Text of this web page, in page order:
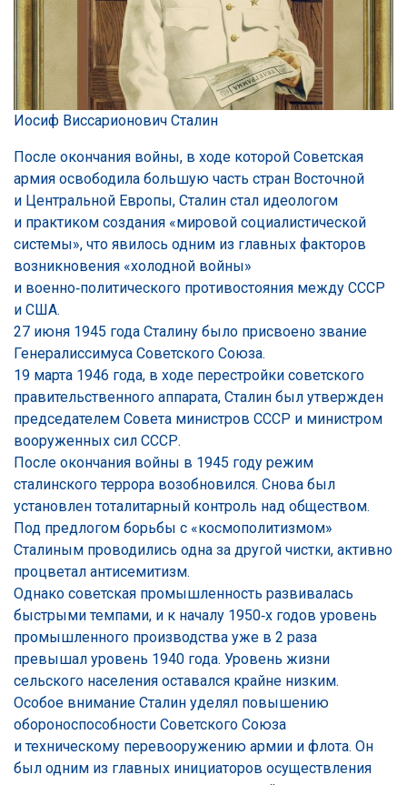
Иосиф Виссарионович Сталин
После окончания войны, в ходе которой Советская
армия освободила большую часть стран Восточной
и Центральной Европы, Сталин стал идеологом
и практиком создания «мировой социалистической
системы», что явилось одним из главных факторов
возникновения «холодной войны»
и военно‑политического противостояния между СССР
и США.
27 июня 1945 года Сталину было присвоено звание
Генералиссимуса Советского Союза.
19 марта 1946 года, в ходе перестройки советского
правительственного аппарата, Сталин был утвержден
председателем Совета министров СССР и министром
вооруженных сил СССР.
После окончания войны в 1945 году режим
сталинского террора возобновился. Снова был
установлен тоталитарный контроль над обществом.
Под предлогом борьбы с «космополитизмом»
Сталиным проводились одна за другой чистки, активно
процветал антисемитизм.
Однако советская промышленность развивалась
быстрыми темпами, и к началу 1950‑х годов уровень
промышленного производства уже в 2 раза
превышал уровень 1940 года. Уровень жизни
сельского населения оставался крайне низким.
Особое внимание Сталин уделял повышению
обороноспособности Советского Союза
и техническому перевооружению армии и флота. Он
был одним из главных инициаторов осуществления